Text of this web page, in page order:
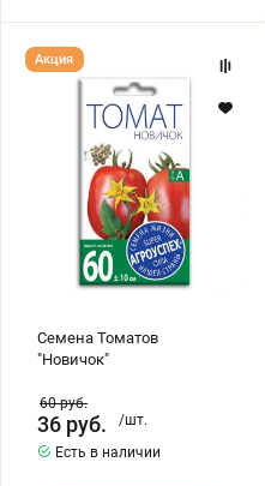
Семена
Томатов
Семена Томатов
"Новичок"
Акция
60руб.
36 руб.
/шт.
Есть в наличии